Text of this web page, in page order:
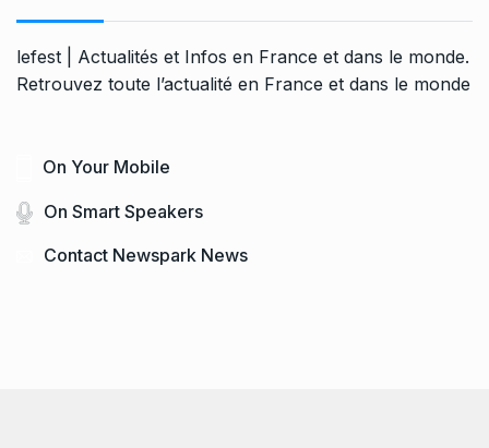
lefest | Actualités et Infos en France et dans le monde.
Retrouvez toute l’actualité en France et dans le monde
On Your Mobile
On Smart Speakers
Contact Newspark News